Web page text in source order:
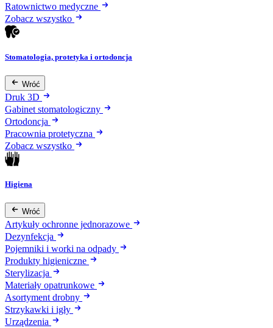
Ratownictwo medyczne
Zobacz wszystko
Stomatologia, protetyka i ortodoncja
Wróć
Druk 3D
Gabinet stomatologiczny
Ortodoncja
Pracownia protetyczna
Zobacz wszystko
Higiena
Wróć
Artykuły ochronne jednorazowe
Dezynfekcja
Pojemniki i worki na odpady
Produkty higieniczne
Sterylizacja
Materiały opatrunkowe
Asortyment drobny
Strzykawki i igły
Urządzenia